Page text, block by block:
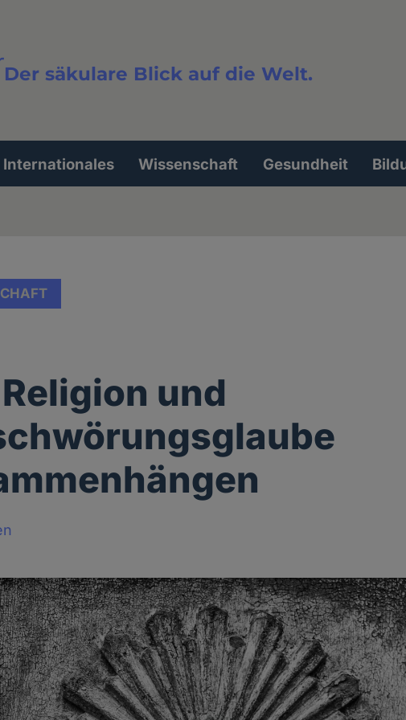
Der säkulare Blick auf die Welt.
Volltextsuche
Internationales Wissenschaft Gesundheit
und